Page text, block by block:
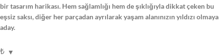
bir tasarım harikası. Hem sağlamlığı hem de şıklığıyla dikkat çeken bu
eşsiz saksı, diğer her parçadan ayrılarak yaşam alanınızın yıldızı olmaya
aday.
₺